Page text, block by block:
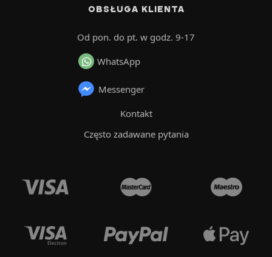
OBSŁUGA KLIENTA
Od pon. do pt. w godz. 9-17
WhatsApp
Messenger
Kontakt
Często zadawane pytania